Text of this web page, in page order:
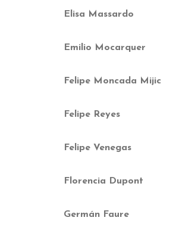
Elisa Massardo
Emilio Mocarquer
Felipe Moncada Mijic
Felipe Reyes
Felipe Venegas
Florencia Dupont
Germán Faure